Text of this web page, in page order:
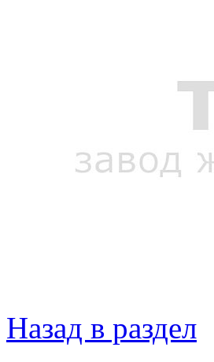
Назад в раздел